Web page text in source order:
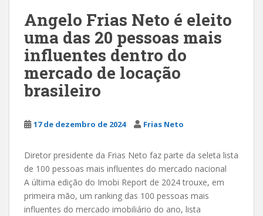
Angelo Frias Neto é eleito
uma das 20 pessoas mais
influentes dentro do
mercado de locação
brasileiro
17 de dezembro de 2024 Frias Neto
Diretor presidente da Frias Neto faz parte da seleta lista
de 100 pessoas mais influentes do mercado nacional
A última edição do Imobi Report de 2024 trouxe, em
primeira mão, um ranking das 100 pessoas mais
influentes do mercado imobiliário do ano, lista